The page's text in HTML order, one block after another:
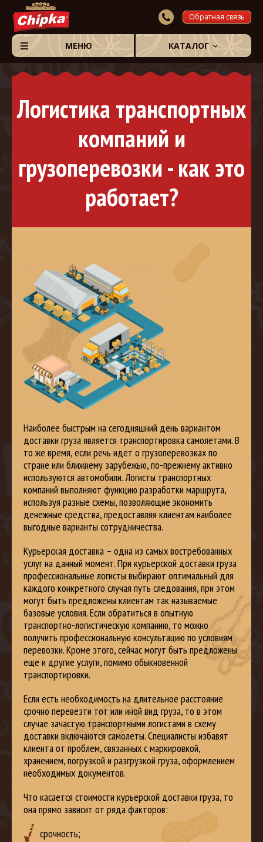
Обратная связь
МЕНЮ КАТАЛОГ
Логистика транспортных
компаний и
грузоперевозки - как это
работает?
Наиболее быстрым на сегодняшний день вариантом
доставки груза является транспортировка самолетами. В
то же время, если речь идет о грузоперевозках по
стране или ближнему зарубежью, по-прежнему активно
используются автомобили. Логисты транспортных
компаний выполняют функцию разработки маршрута,
используя разные схемы, позволяющие экономить
денежные средства, предоставляя клиентам наиболее
выгодные варианты сотрудничества.
Курьерская доставка – одна из самых востребованных
услуг на данный момент. При курьерской доставки груза
профессиональные логисты выбирают оптимальный для
каждого конкретного случая путь следования, при этом
могут быть предложены клиентам так называемые
базовые условия. Если обратиться в опытную
транспортно-логистическую компанию, то можно
получить профессиональную консультацию по условиям
перевозки. Кроме этого, сейчас могут быть предложены
еще и другие услуги, помимо обыкновенной
транспортировки.
Если есть необходимость на длительное расстояние
срочно перевезти тот или иной вид груза, то в этом
случае зачастую транспортными логистами в схему
доставки включаются самолеты. Специалисты избавят
клиента от проблем, связанных с маркировкой,
хранением, погрузкой и разгрузкой груза, оформлением
необходимых документов.
Что касается стоимости курьерской доставки груза, то
она прямо зависит от ряда факторов:
срочность;